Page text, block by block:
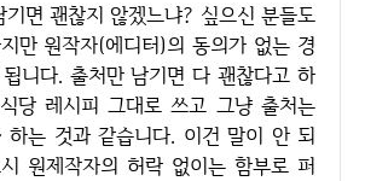
만 원작자(에디터)의 동의가 없는 경
니다. 출처만 남기면 다 괜찮다고 하
당 레시피 그대로 쓰고 그냥 출처는
하는 것과 같습니다. 이건 말이 안 되
원제작자의 허락 없이는 함부로 퍼